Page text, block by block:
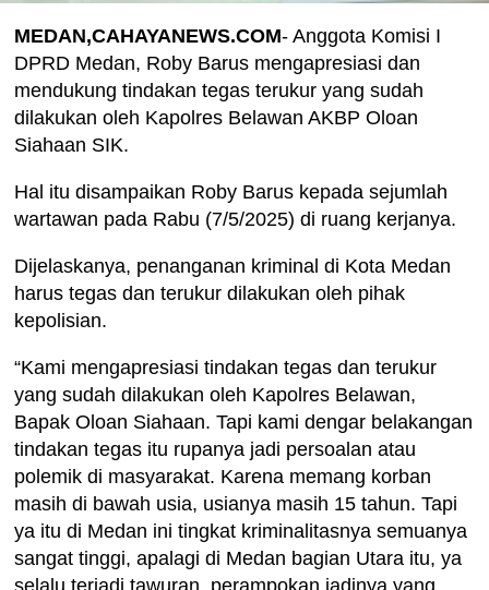
MEDAN,CAHAYANEWS.COM- Anggota Komisi I
DPRD Medan, Roby Barus mengapresiasi dan
mendukung tindakan tegas terukur yang sudah
dilakukan oleh Kapolres Belawan AKBP Oloan
Siahaan SIK.
Hal itu disampaikan Roby Barus kepada sejumlah
wartawan pada Rabu (7/5/2025) di ruang kerjanya.
Dijelaskanya, penanganan kriminal di Kota Medan
harus tegas dan terukur dilakukan oleh pihak
kepolisian.
“Kami mengapresiasi tindakan tegas dan terukur
yang sudah dilakukan oleh Kapolres Belawan,
Bapak Oloan Siahaan. Tapi kami dengar belakangan
tindakan tegas itu rupanya jadi persoalan atau
polemik di masyarakat. Karena memang korban
masih di bawah usia, usianya masih 15 tahun. Tapi
ya itu di Medan ini tingkat kriminalitasnya semuanya
sangat tinggi, apalagi di Medan bagian Utara itu, ya
selalu terjadi tawuran, perampokan jadinya yang